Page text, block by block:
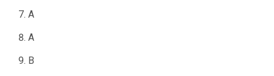
A
A
B